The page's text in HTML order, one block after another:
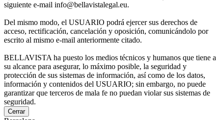
siguiente e-mail info@bellavistalegal.eu.
Del mismo modo, el USUARIO podrá ejercer sus derechos de
acceso, rectificación, cancelación y oposición, comunicándolo por
escrito al mismo e-mail anteriormente citado.
BELLAVISTA ha puesto los medios técnicos y humanos que tiene a
su alcance para asegurar, lo máximo posible, la seguridad y
protección de sus sistemas de información, así como de los datos,
información y contenidos del USUARIO; sin embargo, no puede
garantizar que terceros de mala fe no puedan violar sus sistemas de
seguridad.
Cerrar